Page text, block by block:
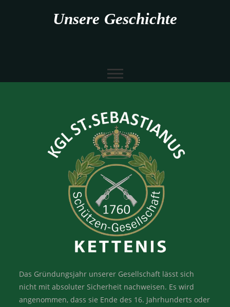
Unsere Geschichte
Das Gründungsjahr unserer Gesellschaft lässt sich
nicht mit absoluter Sicherheit nachweisen. Es wird
angenommen, dass sie Ende des 16. Jahrhunderts oder